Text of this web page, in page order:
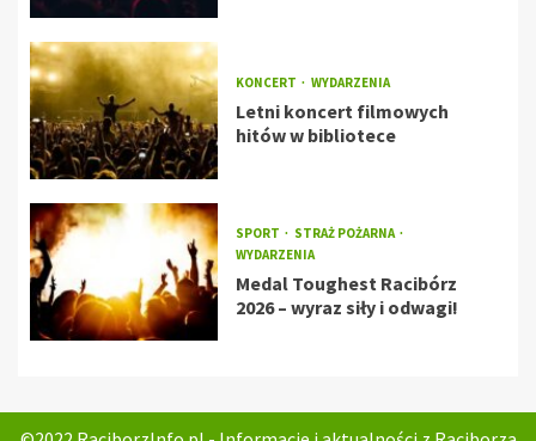
KONCERT WYDARZENIA
Letni koncert filmowych
hitów w bibliotece
SPORT
STRAŻ POŻARNA
WYDARZENIA
Medal Toughest Racibórz
2026 – wyraz siły i odwagi!